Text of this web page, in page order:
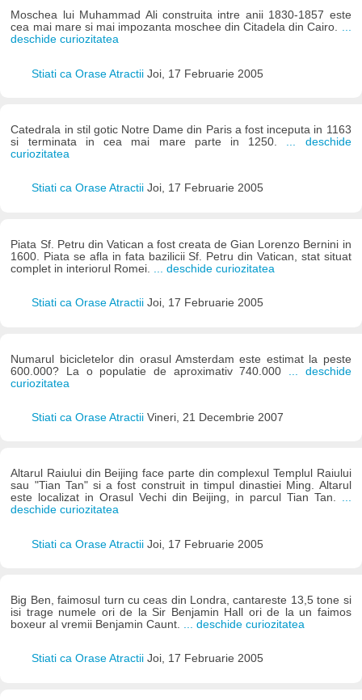
Moschea lui Muhammad Ali construita intre anii 1830-1857 este
cea mai mare si mai impozanta moschee din Citadela din Cairo. ...
deschide curiozitatea
Stiati ca Orase Atractii Joi, 17 Februarie 2005
Catedrala in stil gotic Notre Dame din Paris a fost inceputa in 1163
si terminata in cea mai mare parte in 1250. ... deschide
curiozitatea
Stiati ca Orase Atractii Joi, 17 Februarie 2005
Piata Sf. Petru din Vatican a fost creata de Gian Lorenzo Bernini in
1600. Piata se afla in fata bazilicii Sf. Petru din Vatican, stat situat
complet in interiorul Romei.
... deschide curiozitatea
Stiati ca Orase Atractii Joi, 17 Februarie 2005
Numarul bicicletelor din orasul Amsterdam este estimat la peste
600.000? La o populatie de aproximativ 740.000
... deschide
curiozitatea
Stiati ca Orase Atractii Vineri, 21 Decembrie 2007
Altarul Raiului din Beijing face parte din complexul Templul Raiului
sau "Tian Tan" si a fost construit in timpul dinastiei Ming. Altarul
este localizat in Orasul Vechi din Beijing, in parcul Tian Tan. ...
deschide curiozitatea
Stiati ca Orase Atractii Joi, 17 Februarie 2005
Big Ben, faimosul turn cu ceas din Londra, cantareste 13,5 tone si
isi trage numele ori de la Sir Benjamin Hall ori de la un faimos
boxeur al vremii Benjamin Caunt. ... deschide curiozitatea
Stiati ca Orase Atractii Joi, 17 Februarie 2005